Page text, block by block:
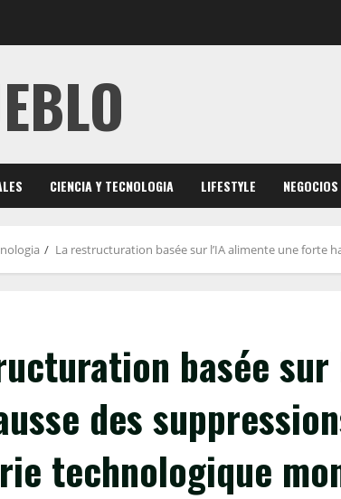
CIENCIA Y TECNOLOGIA LIFESTYLE NEGOCIOS
La restructuration basée sur l’IA alimente une forte
basée sur
des
technologique